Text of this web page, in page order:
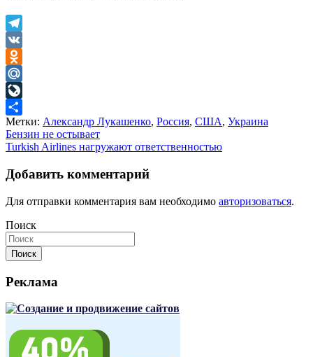
Telegram
VK
Odnoklassniki
Mail.Ru
LiveJournal
Отправить
Метки: Александр Лукашенко, Россия, США, Украина
Навигация
по
записям
Бензин не остывает
Turkish Airlines нагружают ответственностью
Добавить комментарий
Для отправки комментария вам необходимо авторизоваться.
Поиск
Поиск
Реклама